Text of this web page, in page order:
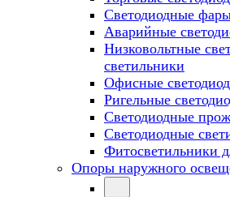
Cветодиодные
Аварийные
Низковольтные
светильники
Офисные
Ригельные
Светодиодные
Светодиодные
Фитосветильники
Опоры наружного